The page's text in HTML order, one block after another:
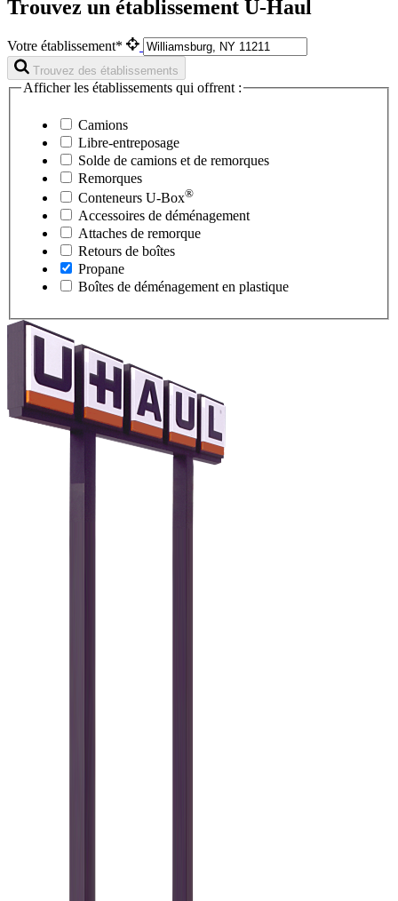
Trouvez un établissement U-Haul
Votre établissement*
Trouvez des établissements
Afficher les établissements qui offrent :
Camions
Libre-entreposage
Solde de camions et de remorques
Remorques
Conteneurs U-Box®
Accessoires de déménagement
Attaches de remorque
Retours de boîtes
Propane
Boîtes de déménagement en plastique